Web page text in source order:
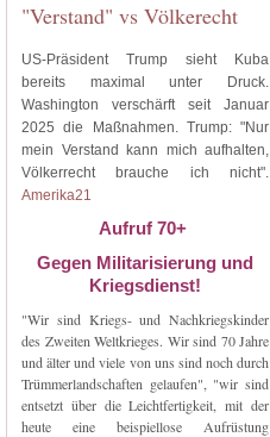
"Verstand" vs Völkerecht
US-Präsident Trump sieht Kuba
bereits maximal unter Druck.
Washington verschärft seit Januar
2025 die Maßnahmen. Trump: "Nur
mein Verstand kann mich aufhalten,
Völkerrecht brauche ich nicht".
Amerika21
Aufruf 70+
Gegen Militarisierung und
Kriegsdienst!
"Wir sind Kriegs- und Nachkriegskinder
des Zweiten Weltkrieges. Wir sind 70 Jahre
und älter und viele von uns sind noch durch
Trümmerlandschaften gelaufen", "wir sind
entsetzt über die Leichtfertigkeit, mit der
heute eine beispiellose Aufrüstung